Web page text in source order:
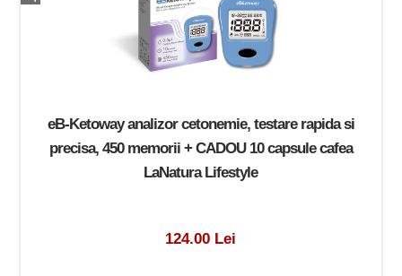
eB-Ketoway analizor cetonemie, testare rapida si
precisa, 450 memorii + CADOU 10 capsule cafea
LaNatura Lifestyle
124.00 Lei